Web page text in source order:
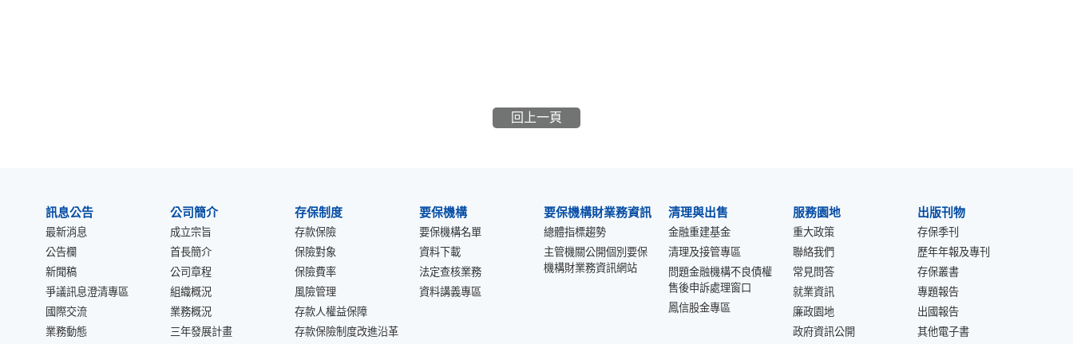
回上一頁
訊息公告
最新消息
公告欄
新聞稿
爭議訊息澄清專區
國際交流
業務動態
公司簡介
成立宗旨
首長簡介
公司章程
組織概況
業務概況
三年發展計畫
存保制度
存款保險
保險對象
保險費率
風險管理
存款人權益保障
存款保險制度改進沿革
要保機構
要保機構名單
資料下載
法定查核業務
資料講義專區
要保機構財業務資訊
總體指標趨勢
主管機關公開個別要保
機構財業務資訊網站
清理與出售
金融重建基金
清理及接管專區
問題金融機構不良債權
售後申訴處理窗口
鳳信股金專區
服務園地
重大政策
聯絡我們
常見問答
就業資訊
廉政園地
政府資訊公開
出版刊物
存保季刊
歷年年報及專刊
存保叢書
專題報告
出國報告
其他電子書